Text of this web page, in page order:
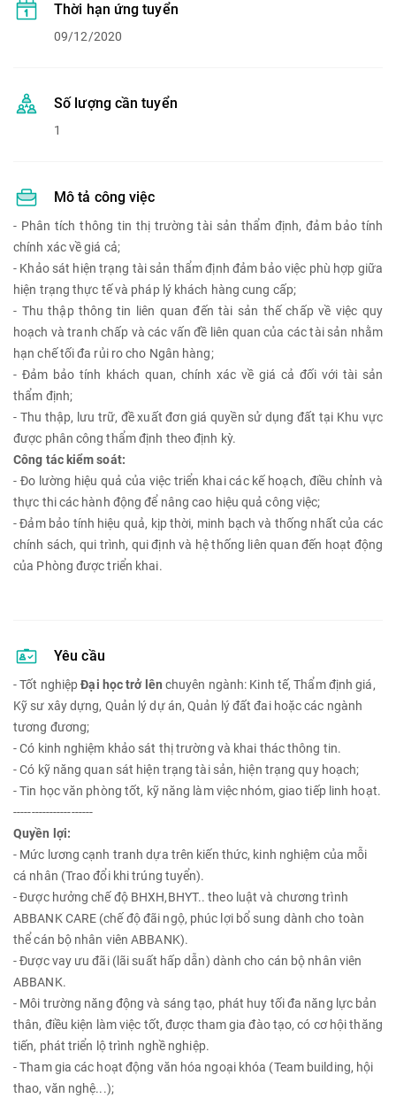
Thời hạn ứng tuyển
09/12/2020
Số lượng cần tuyển
1
Mô tả công việc
- Phân tích thông tin thị trường tài sản thẩm định, đảm bảo tính
chính xác về giá cả;
- Khảo sát hiện trạng tài sản thẩm định đảm bảo việc phù hợp giữa
hiện trạng thực tế và pháp lý khách hàng cung cấp;
- Thu thập thông tin liên quan đến tài sản thế chấp về việc quy
hoạch và tranh chấp và các vấn đề liên quan của các tài sản nhằm
hạn chế tối đa rủi ro cho Ngân hàng;
- Đảm bảo tính khách quan, chính xác về giá cả đối với tài sản
thẩm định;
- Thu thập, lưu trữ, đề xuất đơn giá quyền sử dụng đất tại Khu vực
được phân công thẩm định theo định kỳ.
Công tác kiểm soát:
- Đo lường hiệu quả của việc triển khai các kế hoạch, điều chỉnh và
thực thi các hành động để nâng cao hiệu quả công việc;
- Đảm bảo tính hiệu quả, kịp thời, minh bạch và thống nhất của các
chính sách, qui trình, qui định và hệ thống liên quan đến hoạt động
của Phòng được triển khai.
Yêu cầu
- Tốt nghiệpĐại học trở lên chuyên ngành: Kinh tế, Thẩm định giá,
Kỹ sư xây dựng, Quản lý dự án, Quản lý đất đai hoặc các ngành
tương đương;
- Có kinh nghiệm khảo sát thị trường và khai thác thông tin.
- Có kỹ năng quan sát hiện trạng tài sản, hiện trạng quy hoạch;
- Tin học văn phòng tốt, kỹ năng làm việc nhóm, giao tiếp linh hoạt.
----------------------
Quyền lợi:
- Mức lương cạnh tranh dựa trên kiến thức, kinh nghiệm của mỗi
cá nhân (Trao đổi khi trúng tuyển).
- Được hưởng chế độ BHXH,BHYT.. theo luật và chương trình
ABBANK CARE (chế độ đãi ngộ, phúc lợi bổ sung dành cho toàn
thể cán bộ nhân viên ABBANK).
- Được vay ưu đãi (lãi suất hấp dẫn) dành cho cán bộ nhân viên
ABBANK.
- Môi trường năng động và sáng tạo, phát huy tối đa năng lực bản
thân, điều kiện làm việc tốt, được tham gia đào tạo, có cơ hội thăng
tiến, phát triển lộ trình nghề nghiệp.
- Tham gia các hoạt động văn hóa ngoại khóa (Team building, hội
thao, văn nghệ...);